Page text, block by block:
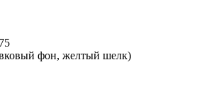
фон, желтый шелк)